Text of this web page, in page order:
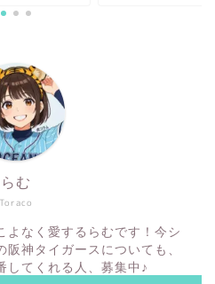
Toraco
らむ
よなく愛するらむです！今シ
神タイガースについても、
してくれる人、募集中♪